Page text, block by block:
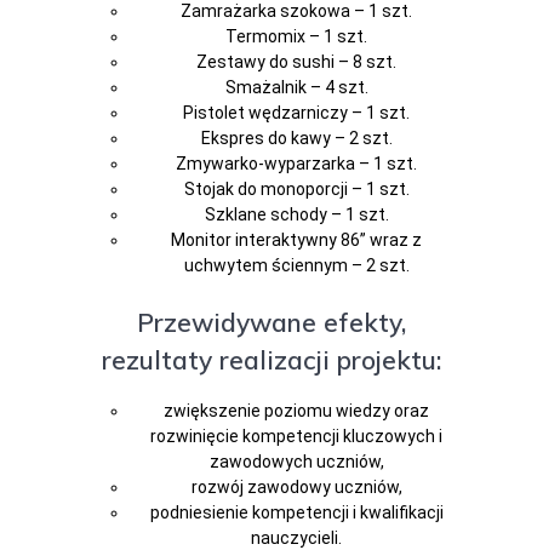
Zamrażarka szokowa – 1 szt.
Termomix – 1 szt.
Zestawy do sushi – 8 szt.
Smażalnik – 4 szt.
Pistolet wędzarniczy – 1 szt.
Ekspres do kawy – 2 szt.
Zmywarko-wyparzarka – 1 szt.
Stojak do monoporcji – 1 szt.
Szklane schody – 1 szt.
Monitor interaktywny 86” wraz z
uchwytem ściennym – 2 szt.
Przewidywane efekty,
rezultaty realizacji projektu:
zwiększenie poziomu wiedzy oraz
rozwinięcie kompetencji kluczowych i
zawodowych uczniów,
rozwój zawodowy uczniów,
podniesienie kompetencji i kwalifikacji
nauczycieli.